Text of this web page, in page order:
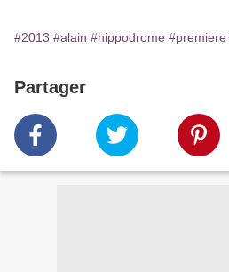
#2013 #alain #hippodrome #premiere
Partager